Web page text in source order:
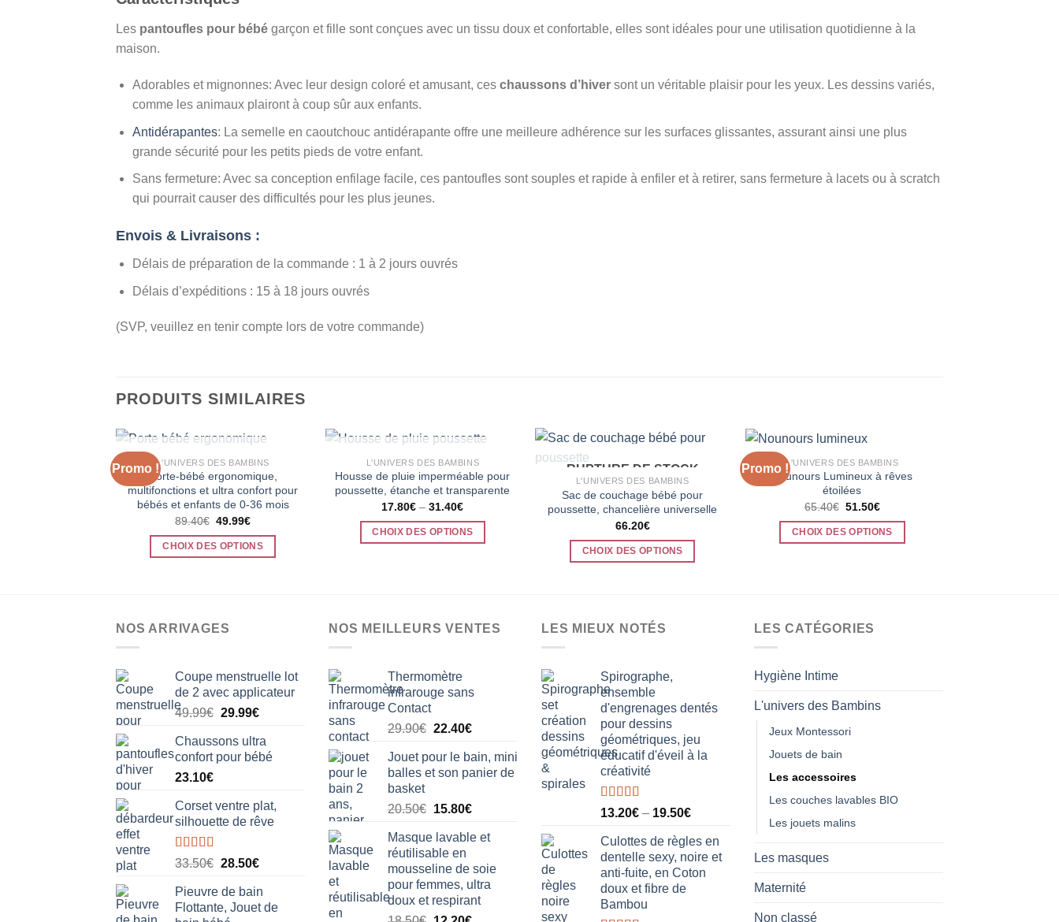
Les pantoufles pour bébé garçon et fille sont conçues avec un tissu doux et confortable, elles sont idéales pour une utilisation quotidienne à la
maison.
Adorables et mignonnes: Avec leur design coloré et amusant, ces chaussons d’hiversont un véritable plaisir pour les yeux. Les dessins variés,
comme les animaux plairont à coup sûr aux enfants.
Antidérapantes: La semelle en caoutchouc antidérapante offre une meilleure adhérence sur les surfaces glissantes, assurant ainsi une plus
grande sécurité pour les petits pieds de votre enfant.
Sans fermeture: Avec sa conception enfilage facile, ces pantoufles sont souples et rapide à enfiler et à retirer, sans fermeture à lacets ou à scratch
qui pourrait causer des difficultés pour les plus jeunes.
Envois & Livraisons :
Délais de préparation de la commande : 1 à 2 jours ouvrés
Délais d’expéditions : 15 à 18 jours ouvrés
(SVP, veuillez en tenir compte lors de votre commande)
PRODUITS SIMILAIRES
Promo !RUPTURE DE STOCK
L'UNIVERS DES BAMBINS
Porte-bébé ergonomique,
multifonctions et ultra confort pour
bébés et enfants de 0-36 mois
89.40€ Le
initial
était :
49.99€Le
actuel
est :
CHOIX DES OPTIONS
plusieurs
options
peuvent
être
sur
la
page
du
produit
RUPTURE DE STOCK
L'UNIVERS DES BAMBINS
Housse de pluie imperméable pour
poussette, étanche et transparente
17.80€ –31.40€
CHOIX DES OPTIONS
variations.
peuvent
être
choisies
sur
la
page
du
produit
RUPTURE DE STOCK
L'UNIVERS DES BAMBINS
Sac de couchage bébé pour
poussette, chancelière universelle
66.20€
CHOIX DES OPTIONS
plusieurs
options
peuvent
être
choisies
sur
la
page
du
Promo !L'UNIVERS DES BAMBINS
Nounours Lumineux à rêves
étoilées
65.40€ Le
initial
était :
51.50€Le
actuel
est :
CHOIX DES OPTIONS
variations.
sur
la
produit
NOS ARRIVAGES
Coupe menstruelle lot
de 2 avec applicateur
49.99€ Le
initial
était :
29.99€Le
actuel
est :
Chaussons ultra
confort pour bébé
23.10€
Corset ventre plat,
silhouette de rêve
Note5.00
33.50€ Le
initial
était :
28.50€Le
actuel
est :
Pieuvre de bain
Flottante, Jouet de
NOS MEILLEURS VENTES
Thermomètre
infrarouge sans
Contact
29.90€ Le
initial
était :
22.40€Le
actuel
est :
Jouet pour le bain, mini
balles et son panier de
basket
20.50€ Le
initial
était :
20.50€.
15.80€Le
actuel
15.80€.
Masque lavable et
réutilisable en
mousseline de soie
pour femmes, ultra
doux et respirant
LES MIEUX NOTÉS
Spirographe,
ensemble
d'engrenages dentés
pour dessins
géométriques, jeu
éducatif d'éveil à la
créativité
Note5.00
13.20€ – 19.50€
Culottes de règles en
dentelle sexy, noire et
anti-fuite, en Coton
doux et fibre de
Bambou
LES CATÉGORIES
Hygiène Intime
L'univers des Bambins
Jeux Montessori
Jouets de bain
Les accessoires
Les couches lavables BIO
Les jouets malins
Les masques
Maternité
Non classé